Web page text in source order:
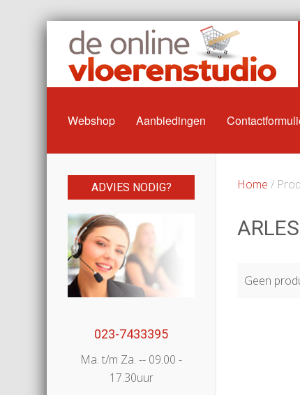
Webshop Aanbiedingen
Home /
Geen
ADVIES NODIG?
023-7433395
Ma. t/m Za. -- 09.00 -
17.30uur